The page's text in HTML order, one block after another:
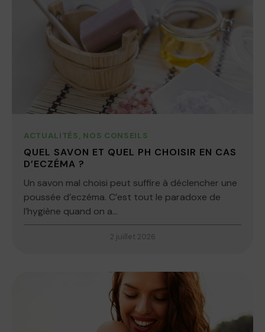
ACTUALITÉS, NOS CONSEILS
QUEL SAVON ET QUEL PH CHOISIR EN CAS
D’ECZÉMA ?
Un savon mal choisi peut suffire à déclencher une
poussée d’eczéma. C’est tout le paradoxe de
l’hygiène quand on a...
2 juillet 2026